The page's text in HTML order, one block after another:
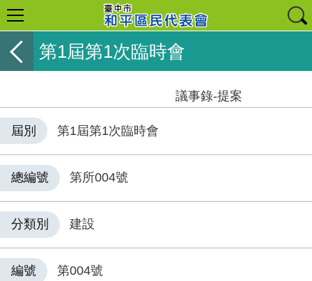
第1屆第1次臨時會
議事錄-提案
屆別 第1屆第1次臨時會
總編號 第所004號
分類別 建設
編號 第004號